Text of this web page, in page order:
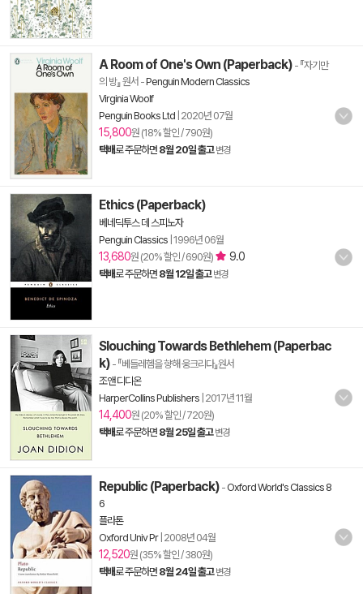
A Room of One's Own (Paperback) - 『자기만
의 방』 원서 -Penguin Modern Classics
Virginia Woolf
Penguin Books Ltd 2020년 07월
15,800원 (18% 할인 / 790원)
택배로 주문하면 8월 20일 출고 변경
Ethics (Paperback)
베네딕투스 데 스피노자
Penguin Classics 1996년 06월
13,680원 (20% 할인 / 690원) 9.0
택배로 주문하면 8월 12일 출고 변경
Slouching Towards Bethlehem (Paperbac
k) - 『베들레헴을 향해 웅크리다』원서
조앤 디디온
HarperCollins Publishers 2017년 11월
14,400원 (20% 할인 / 720원)
택배로 주문하면 8월 25일 출고 변경
Republic (Paperback) -Oxford World's Classics 8
6
플라톤
Oxford Univ Pr| 2008년 04월
12,520원 (35% 할인 / 380원)
택배로 주문하면 8월 24일 출고 변경